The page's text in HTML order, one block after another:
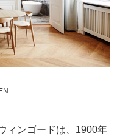
ィンゴードは、1900年